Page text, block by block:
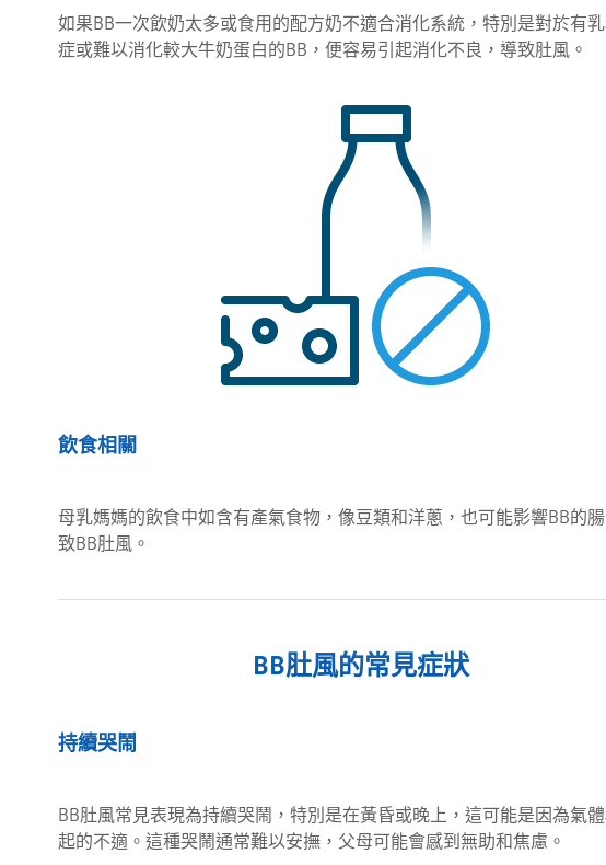
如果BB一次飲奶太多或食用的配方奶不適合消化系統，特別是對於有
症或難以消化較大牛奶蛋白的BB，便容易引起消化不良，導致肚風。
飲食相關
母乳媽媽的飲食中如含有產氣食物，像豆類和洋蔥，也可能影響BB的
致BB肚風。
BB肚風的常見症狀
持續哭鬧
BB肚風常見表現為持續哭鬧，特別是在黃昏或晚上，這可能是因為氣
起的不適。這種哭鬧通常難以安撫，父母可能會感到無助和焦慮。